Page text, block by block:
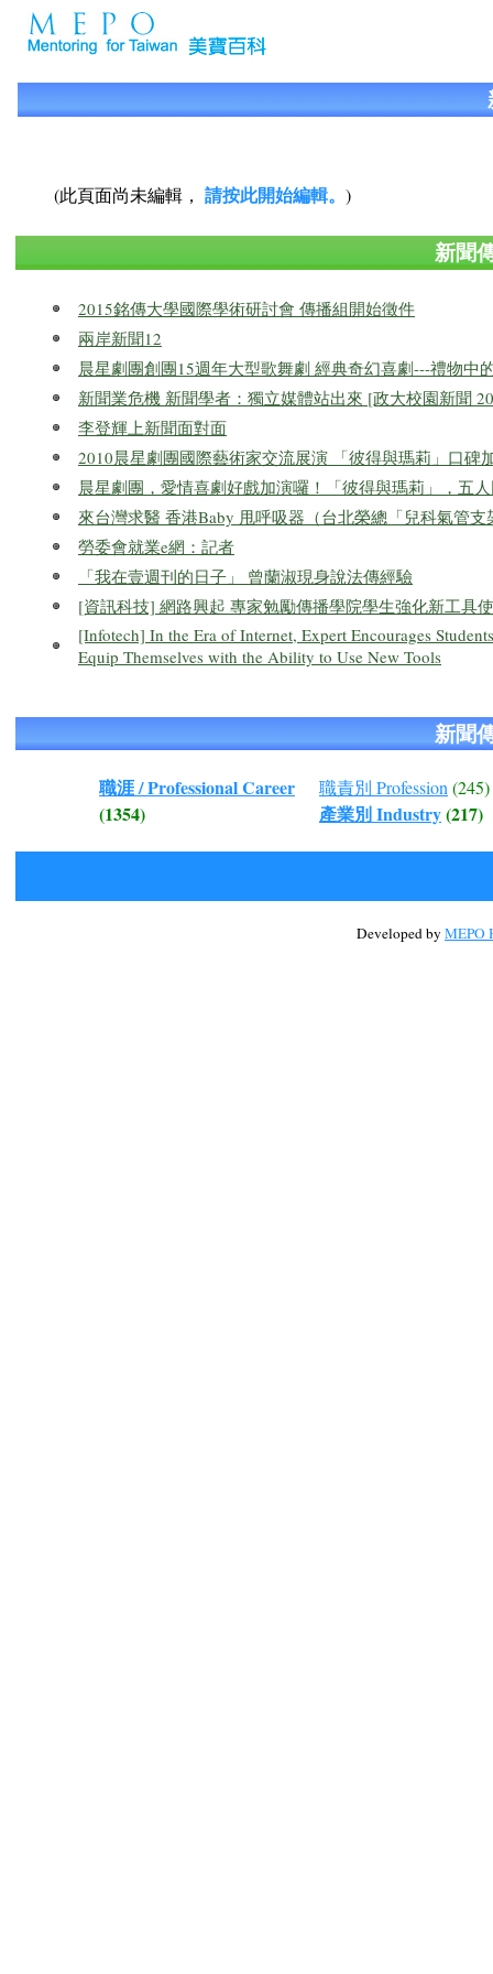
(此頁面尚未編輯， 請按此開始編輯。 )
新聞
2015銘傳大學國際學術研討會 傳播組開始徵件
兩岸新聞12
晨星劇團創團15週年大型歌舞劇 經典奇幻喜劇---禮物中
新聞業危機 新聞學者：獨立媒體站出來 [政大校園新聞
李登輝上新聞面對面
2010晨星劇團國際藝術家交流展演 「彼得與瑪莉」口碑
晨星劇團，愛情喜劇好戲加演囉！「彼得與瑪莉」，五
來台灣求醫 香港Baby 甩呼吸器（台北榮總「兒科氣管支
勞委會就業e網：記者
「我在壹週刊的日子」 曾蘭淑現身說法傳經驗
[資訊科技] 網路興起 專家勉勵傳播學院學生強化新工具
[Infotech] In the Era of Internet, Expert Encourages
Equip Themselves with the Ability to Use New Tools
新聞
職涯 / Professional Career
(1354)
職責別 Profession(245)
產業別 Industry(217)
Developed by MEPO